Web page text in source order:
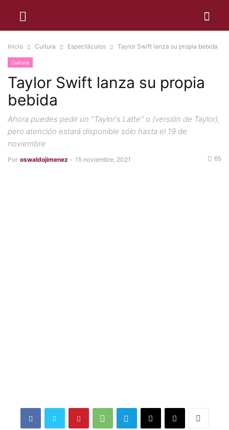
Inicio Cultura Espectáculos Taylor Swift lanza su propia bebida
Cultura
Taylor Swift lanza su propia
bebida
Ahora puedes pedir un "Taylor's Latte" o (versión de Taylor),
pero atención estará disponible sólo hasta el 19 de
noviembre
Por oswaldojimenez - 15 noviembre, 2021 65